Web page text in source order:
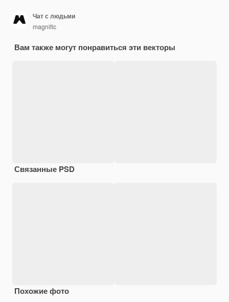
Чат с людьми
magnific
Вам также могут понравиться эти векторы
Связанные PSD
Похожие фото